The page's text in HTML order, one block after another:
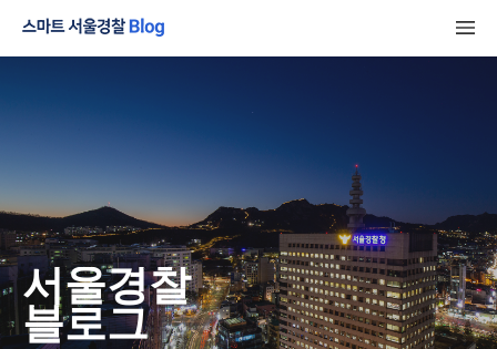
서울경찰
블로그